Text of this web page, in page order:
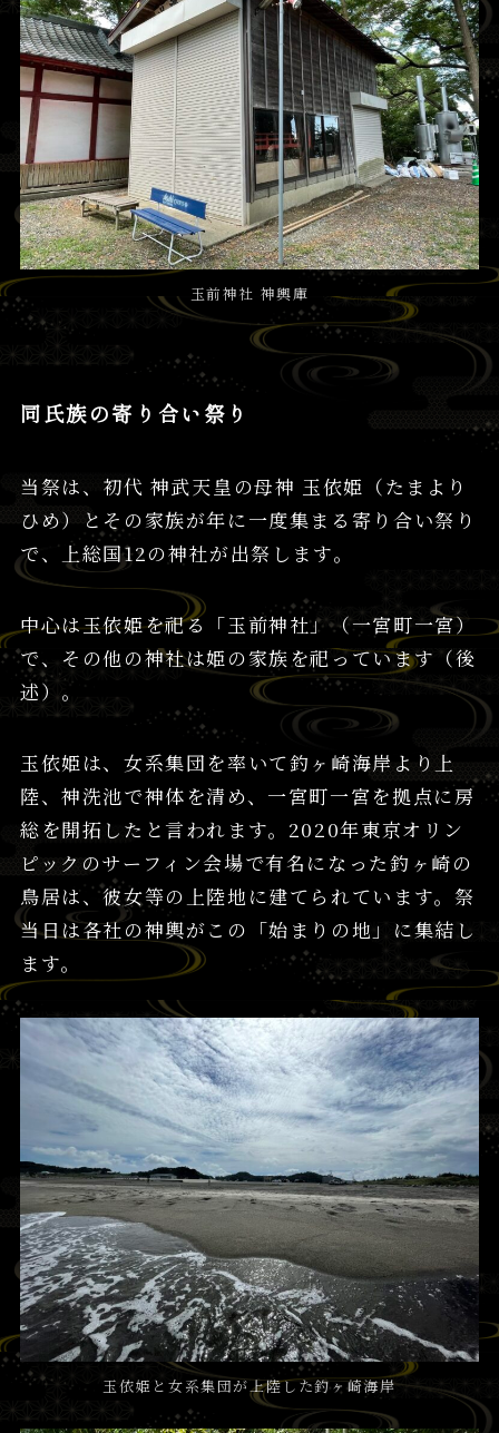
玉前神社 神輿庫
同氏族の寄り合い祭り
当祭は、初代 神武天皇の母神 玉依姫（たまより
ひめ）とその家族が年に一度集まる寄り合い祭り
で、上総国12の神社が出祭します。
中心は玉依姫を祀る「玉前神社」（一宮町一宮）
で、その他の神社は姫の家族を祀っています（後
述）。
玉依姫は、女系集団を率いて釣ヶ崎海岸より上
陸、神洗池で神体を清め、一宮町一宮を拠点に房
総を開拓したと言われます。2020年東京オリン
ピックのサーフィン会場で有名になった釣ヶ崎の
鳥居は、彼女等の上陸地に建てられています。祭
当日は各社の神輿がこの「始まりの地」に集結し
ます。
玉依姫と女系集団が上陸した釣ヶ崎海岸